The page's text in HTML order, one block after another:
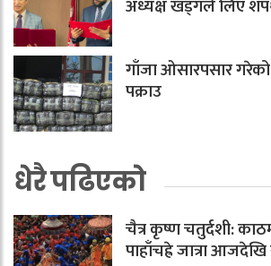
अध्यक्ष खड्गले लिए
गाँजा ओसारपसार
पक्राउ
धेरै पढिएको
चैत्र कृष्ण चतुर्दशी:
पाहाँचह्रे जात्रा